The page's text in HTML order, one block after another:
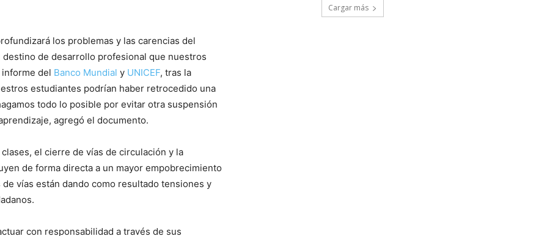
los problemas y las carencias del
de desarrollo profesional que nuestros
del Banco Mundial y UNICEF, tras la
estudiantes podrían haber retrocedido una
todo lo posible por evitar otra suspensión
agregó el documento.
el cierre de vías de circulación y la
de forma directa a un mayor empobrecimiento
vías están dando como resultado tensiones y
con responsabilidad a través de sus
Cargar más